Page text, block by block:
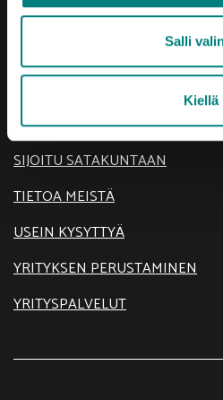
Salli
Kiellä
KEHITTÄMISTEEMAT
SIJOITU SATAKUNTAAN
TIETOA MEISTÄ
USEIN KYSYTTYÄ
YRITYKSEN PERUSTAMINEN
YRITYSPALVELUT